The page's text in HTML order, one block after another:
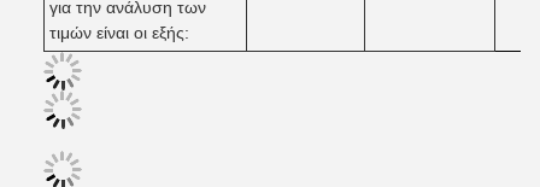
για την ανάλυση των
τιμών είναι οι εξής: